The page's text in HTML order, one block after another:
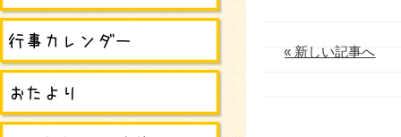
« 新しい記事へ